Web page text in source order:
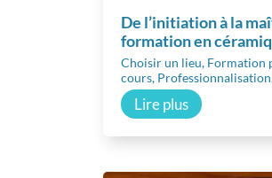
De l’initiation à la
formation en
Choisir un lieu, Formation
cours, Professionnalisation
Lire plus